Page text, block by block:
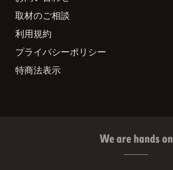
取材のご相談
利用規約
プライバシーポリシー
特商法表示
We are hands on